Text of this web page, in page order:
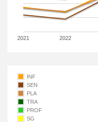
2021 2022
INF
SEN
PLA
TRA
PROF
SG